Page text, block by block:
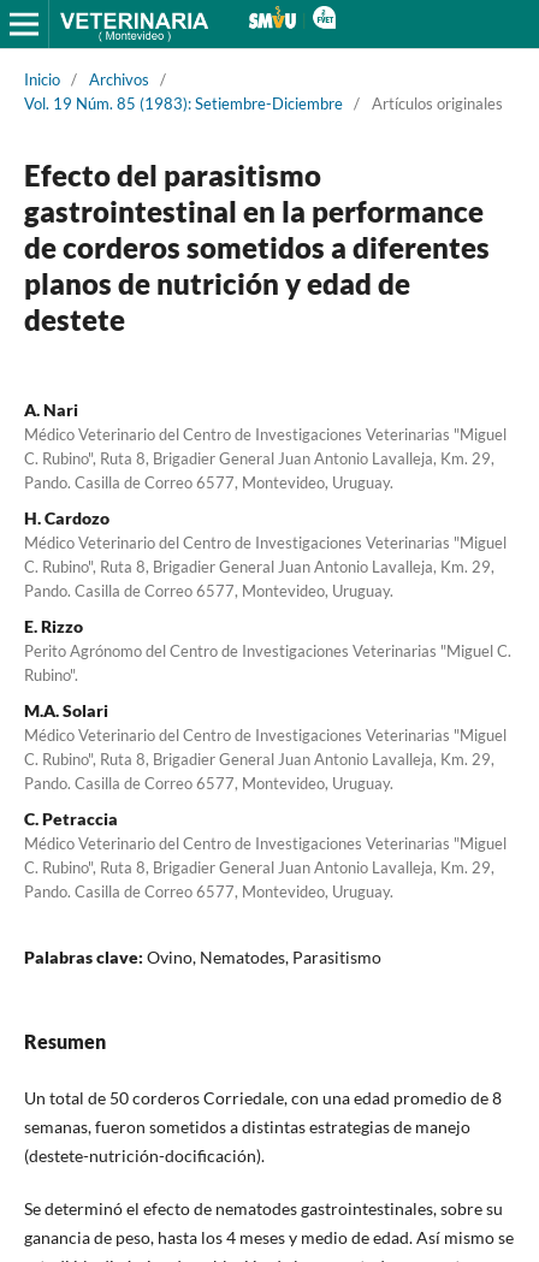
Inicio / Archivos
/
Vol. 19 Núm. 85 (1983): Setiembre-Diciembre / Artículos originales
Efecto del parasitismo
gastrointestinal en la performance
de corderos sometidos a diferentes
planos de nutrición y edad de
destete
A. Nari
Médico Veterinario del Centro de Investigaciones Veterinarias "Miguel
C. Rubino", Ruta 8, Brigadier General Juan Antonio Lavalleja, Km. 29,
Pando. Casilla de Correo 6577, Montevideo, Uruguay.
H. Cardozo
Médico Veterinario del Centro de Investigaciones Veterinarias "Miguel
C. Rubino", Ruta 8, Brigadier General Juan Antonio Lavalleja, Km. 29,
Pando. Casilla de Correo 6577, Montevideo, Uruguay.
E. Rizzo
Perito Agrónomo del Centro de Investigaciones Veterinarias "Miguel C.
Rubino".
M.A. Solari
Médico Veterinario del Centro de Investigaciones Veterinarias "Miguel
C. Rubino", Ruta 8, Brigadier General Juan Antonio Lavalleja, Km. 29,
Pando. Casilla de Correo 6577, Montevideo, Uruguay.
C. Petraccia
Médico Veterinario del Centro de Investigaciones Veterinarias "Miguel
C. Rubino", Ruta 8, Brigadier General Juan Antonio Lavalleja, Km. 29,
Pando. Casilla de Correo 6577, Montevideo, Uruguay.
Palabras clave: Ovino, Nematodes, Parasitismo
Resumen
Un total de 50 corderos Corriedale, con una edad promedio de 8
semanas, fueron sometidos a distintas estrategias de manejo
(destete-nutrición-docificación).
Se determinó el efecto de nematodes gastrointestinales, sobre su
ganancia de peso, hasta los 4 meses y medio de edad. Así mismo se